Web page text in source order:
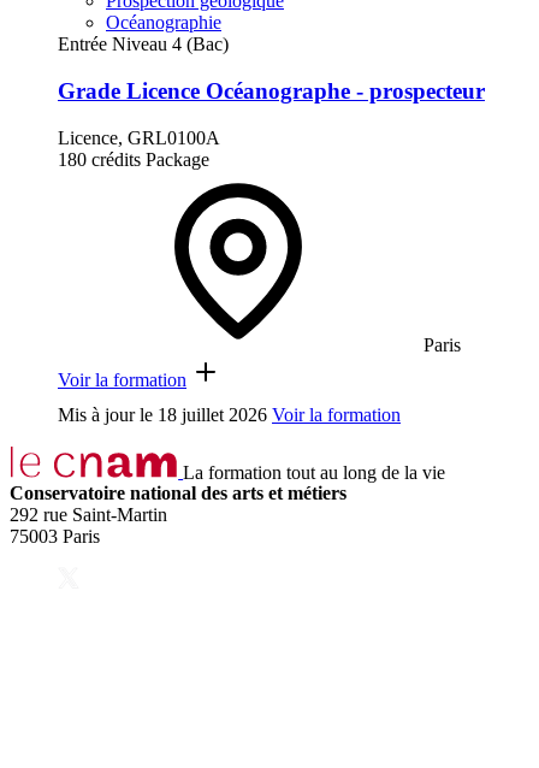
Océanographie
Entrée Niveau 4 (Bac)
Grade Licence Océanographe - prospecteur
Licence, GRL0100A
180 crédits Package
Paris
Voir la formation
Mis à jour le 18 juillet 2026 Voir la formation
La formation tout au long de la vie
Conservatoire national des arts et métiers
292 rue Saint-Martin
75003 Paris